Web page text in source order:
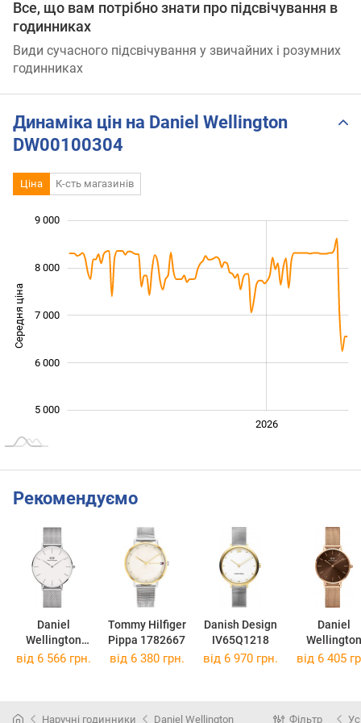
Все, що вам потрібно знати про підсвічування в
годинниках
Види сучасного підсвічування у звичайних і розумних
годинниках
Динаміка цін на Daniel Wellington
DW00100304
Ціна К-сть магазинів
Середня ціна 5 000
5 000
6 000
7 000
8 000
9 000
2026
Рекомендуємо
Daniel
Wellington
DW00100306
Tommy Hilfiger
Pippa 1782667
Danish Design
IV65Q1218
Daniel
Wellington
від 6 566 грн. від 6 380 грн. від 6 970 грн. від 6 405
Наручні годинники Daniel Wellington Фільтр